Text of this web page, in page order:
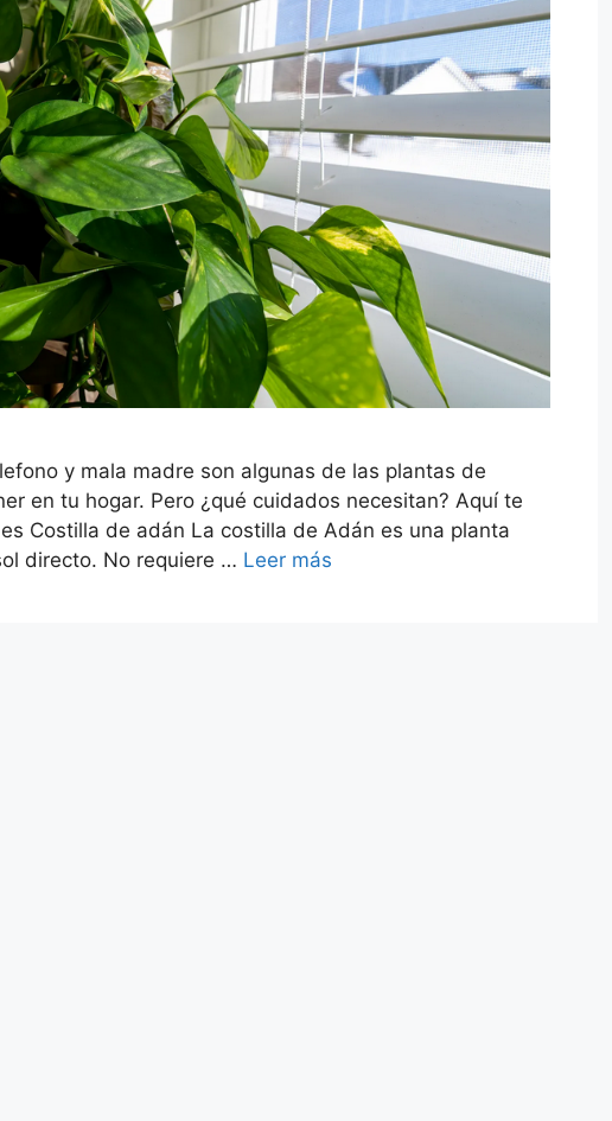
y mala madre son algunas de las plantas de
en tu hogar. Pero ¿qué cuidados necesitan? Aquí te
Costilla de adán La costilla de Adán es una planta
directo. No requiere … Leer más